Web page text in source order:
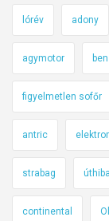
lórév adony
agymotor
figyelmetlen sofőr
antric
strabag úthiba
continental